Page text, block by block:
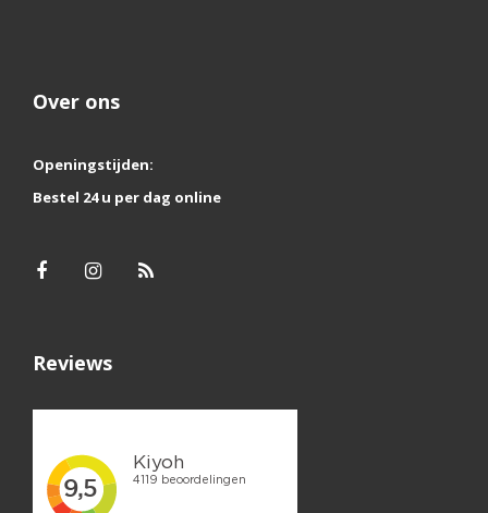
Over ons
Openingstijden:
Bestel 24 u per dag online
Reviews